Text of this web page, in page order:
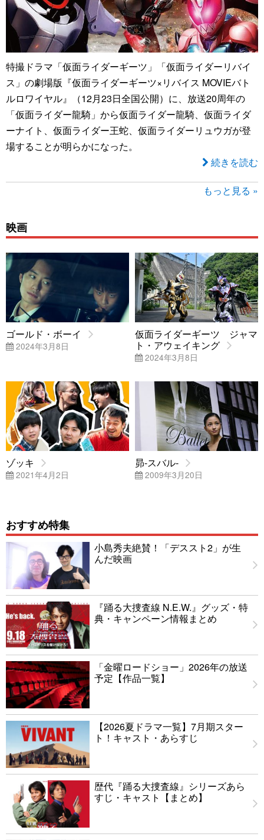
特撮ドラマ「仮面ライダーギーツ」「仮面ライダーリバイ
ス」の劇場版『仮面ライダーギーツ×リバイス MOVIEバト
ルロワイヤル』（12月23日全国公開）に、放送20周年の
「仮面ライダー龍騎」から仮面ライダー龍騎、仮面ライダ
ーナイト、仮面ライダー王蛇、仮面ライダーリュウガが登
場することが明らかになった。
続きを読む
もっと見る »
映画
ゴールド・ボーイ
2024年3月8日
仮面ライダーギーツ ジャマ
ト・アウェイキング
2024年3月8日
ゾッキ
2021年4月2日
昴-スバル-
2009年3月20日
おすすめ特集
小島秀夫絶賛！「デススト2」が生
んだ映画
『踊る大捜査線 N.E.W.』グッズ・特
典・キャンペーン情報まとめ
「金曜ロードショー」2026年の放送
予定【作品一覧】
【2026夏ドラマ一覧】7月期スター
ト！キャスト・あらすじ
歴代『踊る大捜査線』シリーズあら
すじ・キャスト【まとめ】